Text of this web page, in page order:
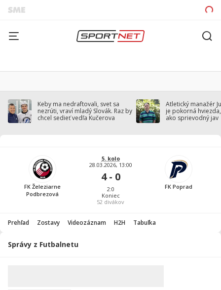
Keby ma nedraftovali, svet sa
nezrúti, vraví mladý Slovák. Raz by
chcel sedieť vedľa Kučerova
Atletický manažér
je pokorná
ako sprievodný jav
FK Železiarne
Podbrezová
5. kolo
28.03.2026, 13:00
4 - 0
2:0
Koniec
52 divákov
FK Poprad
Prehľad Zostavy Videozáznam H2H Tabuľka
Správy z Futbalnetu